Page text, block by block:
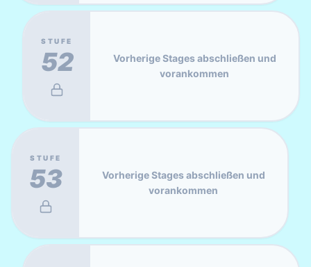
STUFE
52
Vorherige Stages abschließen und
vorankommen
STUFE
53
Vorherige Stages abschließen und
vorankommen